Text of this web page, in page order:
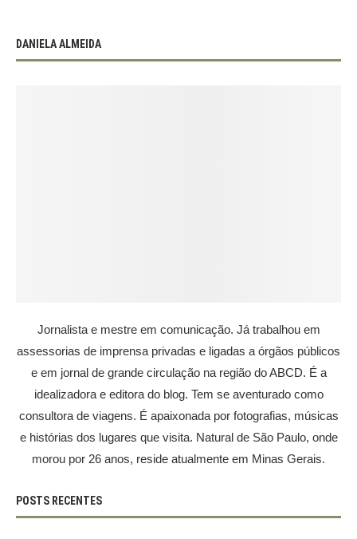
DANIELA ALMEIDA
Jornalista e mestre em comunicação. Já trabalhou em
assessorias de imprensa privadas e ligadas a órgãos públicos
e em jornal de grande circulação na região do ABCD. É a
idealizadora e editora do blog. Tem se aventurado como
consultora de viagens. É apaixonada por fotografias, músicas
e histórias dos lugares que visita. Natural de São Paulo, onde
morou por 26 anos, reside atualmente em Minas Gerais.
POSTS RECENTES